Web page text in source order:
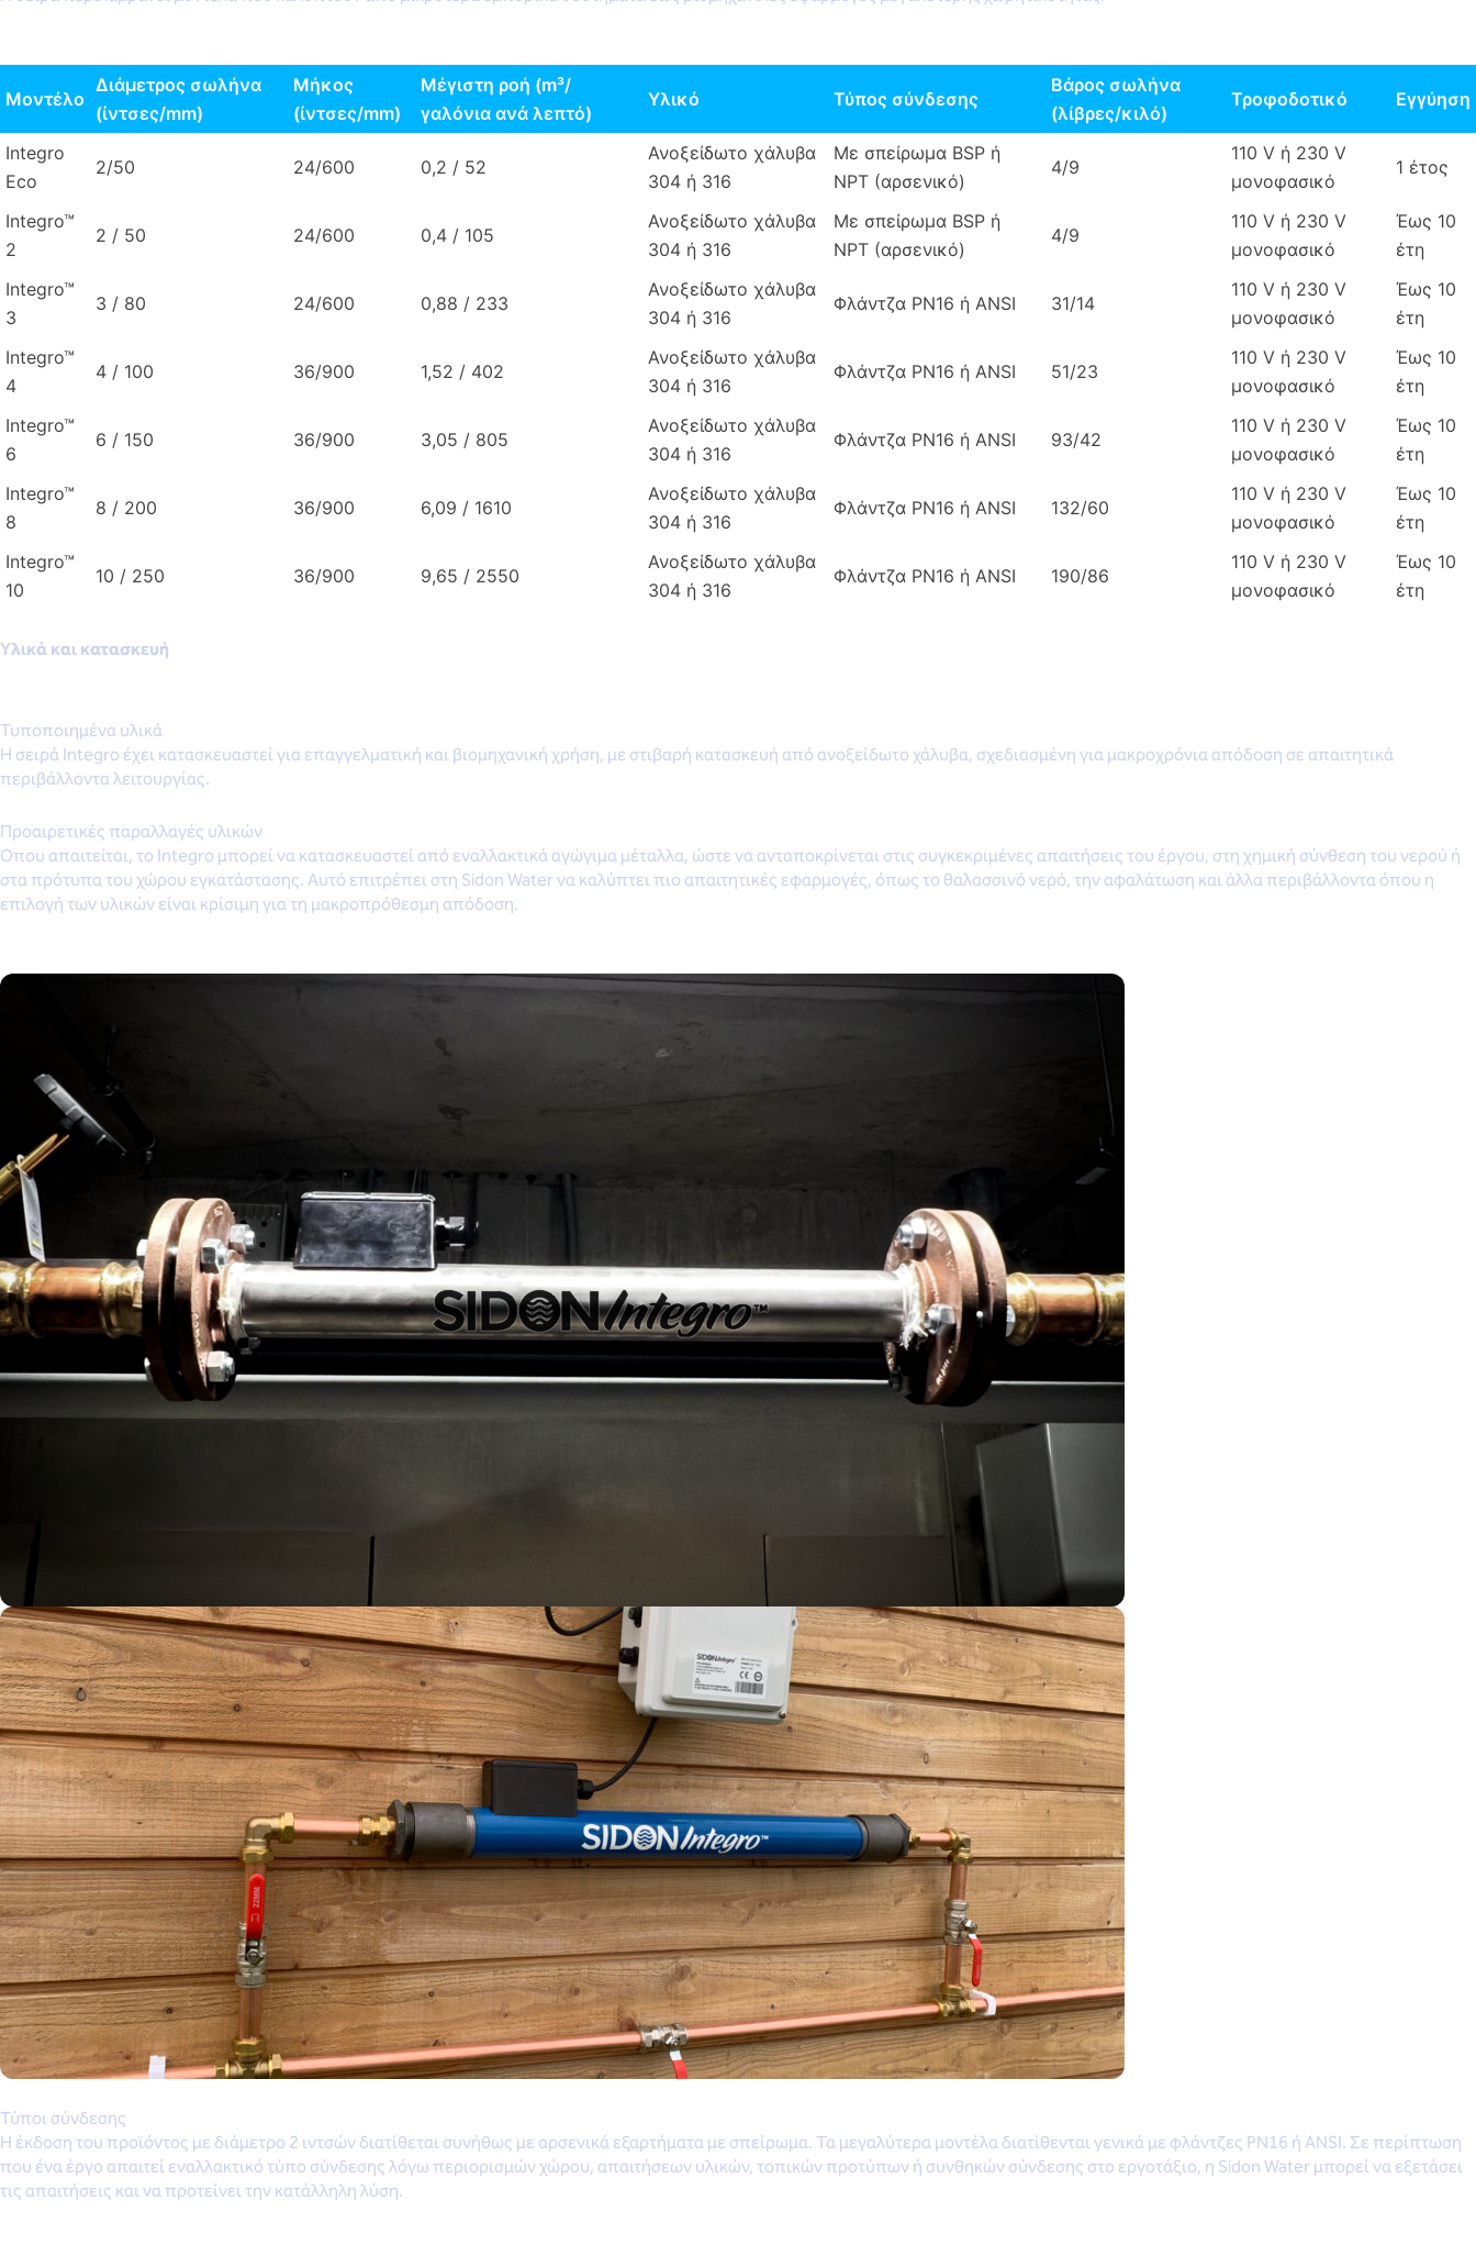
Μοντέλο
Διάμετρος σωλήνα
(ίντσες/mm)
Μήκος
(ίντσες/mm)
Μέγιστη ροή (m³/
γαλόνια ανά λεπτό)
Υλικό Τύπος σύνδεσης
Βάρος σωλήνα
(λίβρες/κιλό)
Τροφοδοτικό Εγγύηση
Integro
Eco
2/50 24/600 0,2 / 52
Ανοξείδωτο χάλυβα
304 ή 316
Με σπείρωμα BSP ή
NPT (αρσενικό)
4/9
110 V ή 230 V
μονοφασικό
1 έτος
Integro™
2
2 / 50 24/600 0,4 / 105
Ανοξείδωτο χάλυβα
304 ή 316
Με σπείρωμα BSP ή
NPT (αρσενικό)
4/9
110 V ή 230 V
μονοφασικό
Έως 10
έτη
Integro™
3
3 / 80 24/600 0,88 / 233
Ανοξείδωτο χάλυβα
304 ή 316
Φλάντζα PN16 ή ANSI 31/14
110 V ή 230 V
μονοφασικό
Έως 10
έτη
Integro™
4
4 / 100 36/900 1,52 / 402
Ανοξείδωτο χάλυβα
304 ή 316
Φλάντζα PN16 ή ANSI 51/23
110 V ή 230 V
μονοφασικό
Έως 10
έτη
Integro™
6
6 / 150 36/900 3,05 / 805
Ανοξείδωτο χάλυβα
304 ή 316
Φλάντζα PN16 ή ANSI 93/42
110 V ή 230 V
μονοφασικό
Έως 10
έτη
Integro™
8
8 / 200 36/900 6,09 / 1610
Ανοξείδωτο χάλυβα
304 ή 316
Φλάντζα PN16 ή ANSI 132/60
110 V ή 230 V
μονοφασικό
Έως 10
έτη
Integro™
10
10 / 250 36/900 9,65 / 2550
Ανοξείδωτο χάλυβα
304 ή 316
Φλάντζα PN16 ή ANSI 190/86
110 V ή 230 V
μονοφασικό
Έως 10
έτη
Υλικά και κατασκευή
Τυποποιημένα υλικά
Η σειρά Integro έχει κατασκευαστεί για επαγγελματική και βιομηχανική χρήση, με στιβαρή κατασκευή από ανοξείδωτο χάλυβα, σχεδιασμένη για μακροχρόνια απόδοση σε απαιτητικά
περιβάλλοντα λειτουργίας.
Προαιρετικές παραλλαγές υλικών
Όπου απαιτείται, το Integro μπορεί να κατασκευαστεί από εναλλακτικά αγώγιμα μέταλλα, ώστε να ανταποκρίνεται στις συγκεκριμένες απαιτήσεις του έργου, στη χημική σύνθεση του νερού ή
στα πρότυπα του χώρου εγκατάστασης. Αυτό επιτρέπει στη Sidon Water να καλύπτει πιο απαιτητικές εφαρμογές, όπως το θαλασσινό νερό, την αφαλάτωση και άλλα περιβάλλοντα όπου η
επιλογή των υλικών είναι κρίσιμη για τη μακροπρόθεσμη απόδοση.
Τύποι σύνδεσης
Η έκδοση του προϊόντος με διάμετρο 2 ιντσών διατίθεται συνήθως με αρσενικά εξαρτήματα με σπείρωμα. Τα μεγαλύτερα μοντέλα διατίθενται γενικά με φλάντζες PN16 ή ANSI. Σε περίπτωση
που ένα έργο απαιτεί εναλλακτικό τύπο σύνδεσης λόγω περιορισμών χώρου, απαιτήσεων υλικών, τοπικών προτύπων ή συνθηκών σύνδεσης στο εργοτάξιο, η Sidon Water μπορεί να εξετάσει
τις απαιτήσεις και να προτείνει την κατάλληλη λύση.